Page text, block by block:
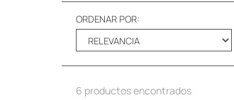
ORDENAR POR:
6 productos encontrados